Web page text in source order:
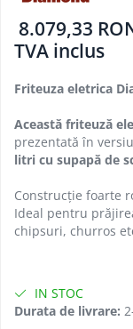
Plita cu inductie
8.079,33
TVA inclus
Friteuza eletrica
Această friteuză
prezentată în
litri cu supapă de
Construcție foarte
Ideal pentru
chipsuri, churros
IN STOC
Durata de livrare: